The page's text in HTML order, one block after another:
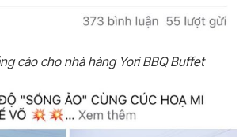
cáo cho nhà hàng Yori BBQ Buffet